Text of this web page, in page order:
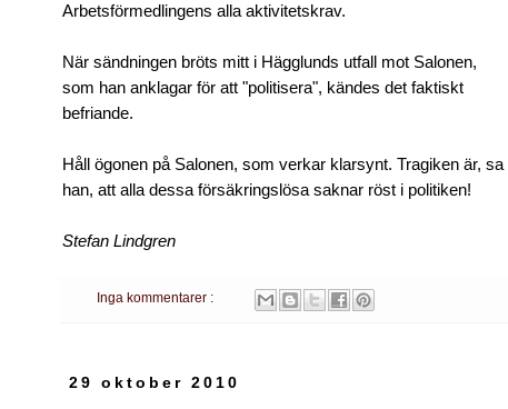
Arbetsförmedlingens alla aktivitetskrav.
När sändningen bröts mitt i Hägglunds utfall mot Salonen,
som han anklagar för att "politisera", kändes det faktiskt
befriande.
Håll ögonen på Salonen, som verkar klarsynt. Tragiken är, sa
han, att alla dessa försäkringslösa saknar röst i politiken!
Stefan Lindgren
Inga kommentarer :
29 oktober 2010